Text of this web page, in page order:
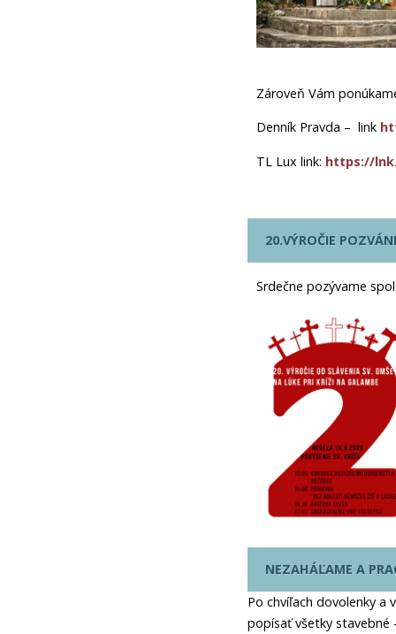
Zároveň Vám
Denník Pravda – link
TL Lux link: https://
20.VÝROČIE
Srdečne pozývame
NEZAHÁĽAME A
Po chvíľach dovolenky a
popísať všetky stavebné